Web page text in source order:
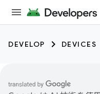
DEVELOP DEVICES